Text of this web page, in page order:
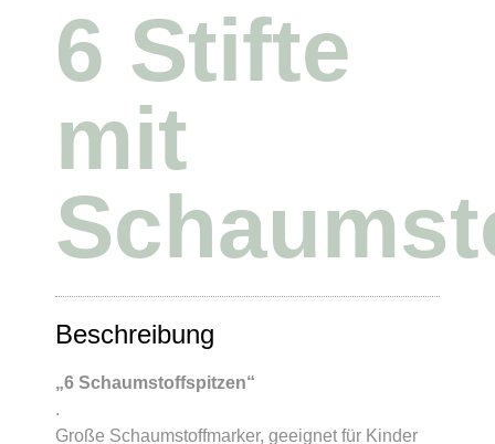
6 Stifte
mit
Beschreibung
„6 Schaumstoffspitzen“
.
Große Schaumstoffmarker, geeignet für Kinder